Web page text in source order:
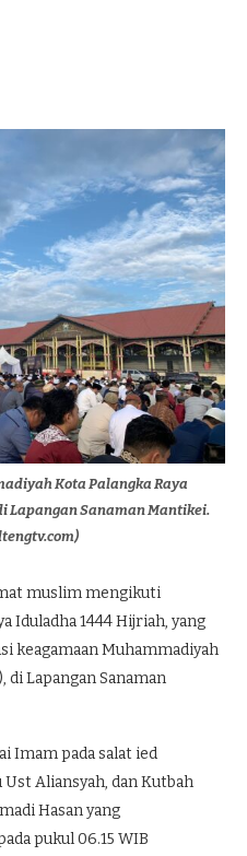
Kota Palangka Raya
Lapangan Sanaman Mantikei.
muslim mengikuti
Iduladha 1444 Hijriah, yang
keagamaan Muhammadiyah
di Lapangan Sanaman
Imam pada salat ied
Aliansyah, dan Kutbah
Hasan yang
pukul 06.15 WIB